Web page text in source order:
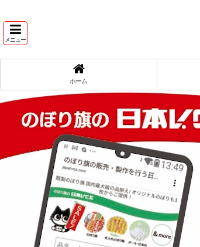
メニュー
ホーム